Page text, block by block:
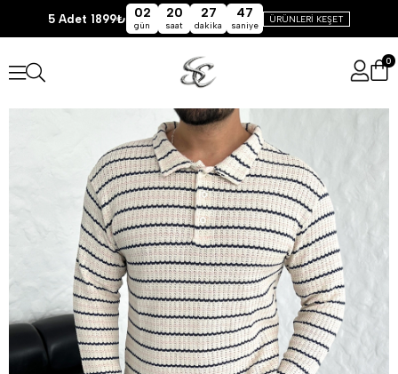
5 Adet 1899₺ 02
gün
20
saat
27
dakika
46
saniye
ÜRÜNLERİ KEŞET
0